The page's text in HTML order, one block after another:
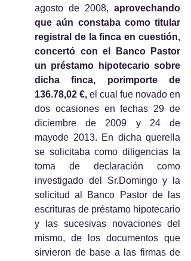
agosto de 2008, aprovechando
que aún constaba como titular
registral de la finca en cuestión,
concertó con el Banco Pastor
un préstamo hipotecario sobre
dicha finca, porimporte de
136.78,02 €, el cual fue novado en
dos ocasiones en fechas 29 de
diciembre de 2009 y 24 de
mayode 2013. En dicha querella
se solicitaba como diligencias la
toma de declaración como
investigado del Sr.Domingo y la
solicitud al Banco Pastor de las
escrituras de préstamo hipotecario
y las sucesivas novaciones del
mismo, de los documentos que
sirvieron de base a las firmas de